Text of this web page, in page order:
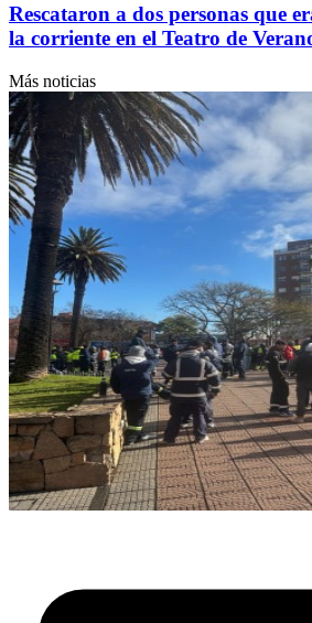
Rescataron a dos personas que
la corriente en el Teatro de
Más noticias